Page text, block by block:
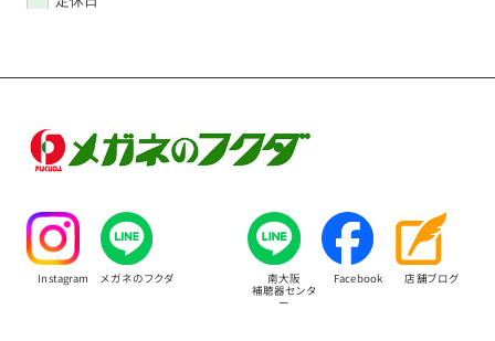
Instagram メガネのフクダ 南大阪
補聴器センタ
ー
Facebook 店舗ブログ